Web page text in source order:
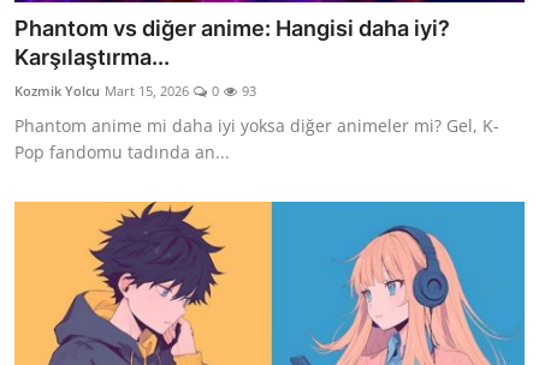
Phantom vs diğer anime: Hangisi daha iyi?
Karşılaştırma...
Kozmik Yolcu Mart 15, 2026 0 93
Phantom anime mi daha iyi yoksa diğer animeler mi? Gel, K-
Pop fandomu tadında an...